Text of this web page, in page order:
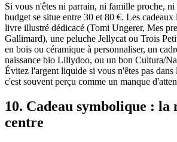
Si vous n'êtes ni parrain, ni famille proche,
budget se situe entre 30 et 80 €. Les cadeaux
livre illustré dédicacé (Tomi Ungerer, Mes
Gallimard), une peluche Jellycat ou Trois
en bois ou céramique à personnaliser, un
naissance bio Lillydoo, ou un bon Cultura/
Évitez l'argent liquide si vous n'êtes pas dans
c'est souvent perçu comme un manque
10. Cadeau symbolique : la
centre